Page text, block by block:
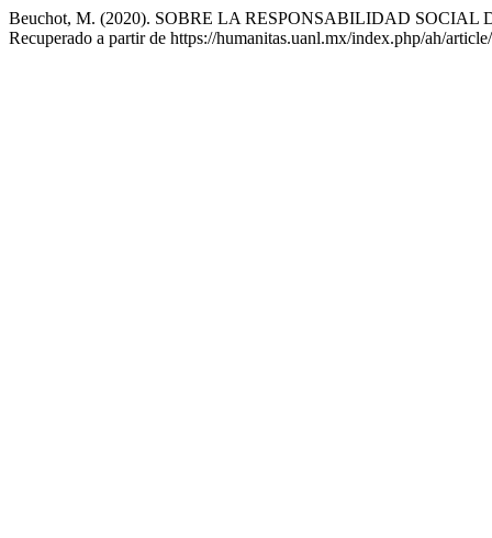
Beuchot, M. (2020). SOBRE LA RESPONSABILIDAD
Recuperado a partir de https://humanitas.uanl.mx/index.php/ah/